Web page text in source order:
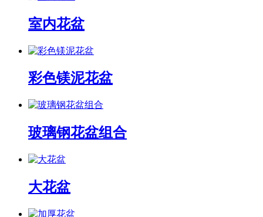
室内花盆
彩色镁泥花盆
玻璃钢花盆组合
大花盆